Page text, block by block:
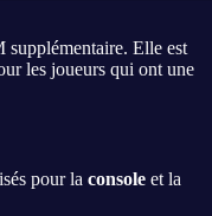
supplémentaire. Elle est
les joueurs qui ont une
pour la console et la